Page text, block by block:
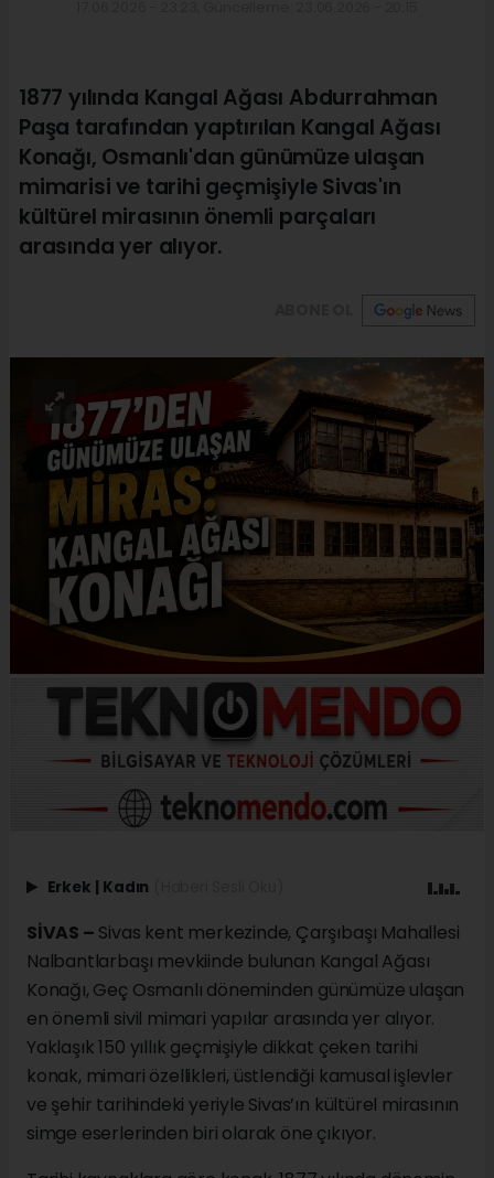
1877 yılında Kangal Ağası Abdurrahman
Paşa tarafından yaptırılan Kangal Ağası
Konağı, Osmanlı'dan günümüze ulaşan
mimarisi ve tarihi geçmişiyle Sivas'ın
kültürel mirasının önemli parçaları
arasında yer alıyor.
Erkek | Kadın
SİVAS – Sivas kent merkezinde, Çarşıbaşı Mahallesi
Nalbantlarbaşı mevkiinde bulunan Kangal Ağası
Konağı, Geç Osmanlı döneminden günümüze ulaşan
en önemli sivil mimari yapılar arasında yer alıyor.
Yaklaşık 150 yıllık geçmişiyle dikkat çeken tarihi
konak, mimari özellikleri, üstlendiği kamusal işlevler
ve şehir tarihindeki yeriyle Sivas’ın kültürel mirasının
simge eserlerinden biri olarak öne çıkıyor.